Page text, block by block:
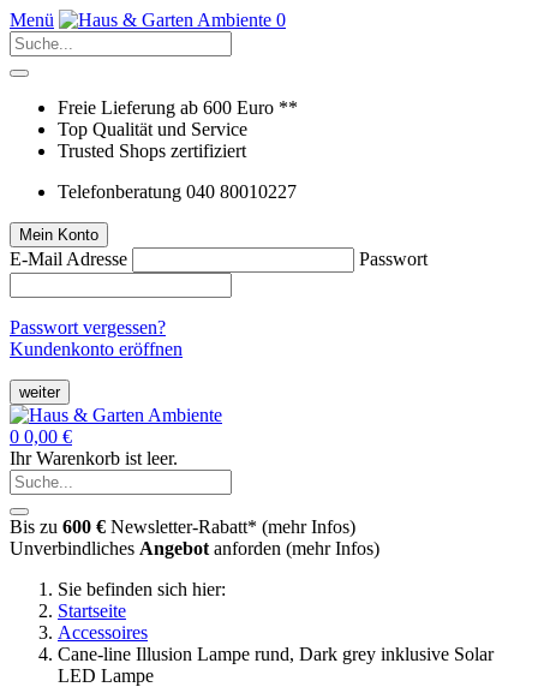
Menü 0
Freie Lieferung ab 600 Euro **
Top Qualität und Service
Trusted Shops zertifiziert
Telefonberatung 040 80010227
Mein Konto
E-Mail Adresse Passwort
Passwort vergessen?
Kundenkonto eröffnen
weiter
0 0,00 €
Ihr Warenkorb ist leer.
Bis zu 600 € Newsletter-Rabatt* (mehr Infos)
Unverbindliches Angebot anforden (mehr Infos)
Sie befinden sich hier:
Startseite
Accessoires
Cane-line Illusion Lampe rund, Dark grey inklusive Solar
LED Lampe